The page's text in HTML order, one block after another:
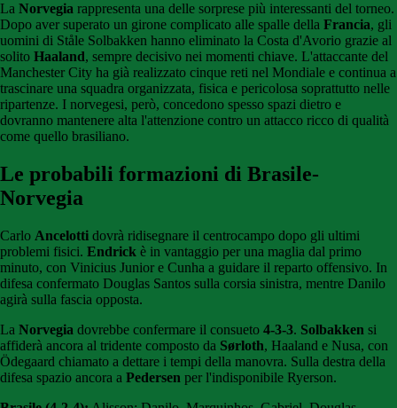
La Norvegia rappresenta una delle sorprese più interessanti del torneo.
Dopo aver superato un girone complicato alle spalle della Francia, gli
uomini di Ståle Solbakken hanno eliminato la Costa d'Avorio grazie al
solito Haaland, sempre decisivo nei momenti chiave. L'attaccante del
Manchester City ha già realizzato cinque reti nel Mondiale e continua a
trascinare una squadra organizzata, fisica e pericolosa soprattutto nelle
ripartenze. I norvegesi, però, concedono spesso spazi dietro e
dovranno mantenere alta l'attenzione contro un attacco ricco di qualità
come quello brasiliano.
Le probabili formazioni di Brasile-
Norvegia
Carlo Ancelotti dovrà ridisegnare il centrocampo dopo gli ultimi
problemi fisici. Endrick è in vantaggio per una maglia dal primo
minuto, con Vinicius Junior e Cunha a guidare il reparto offensivo. In
difesa confermato Douglas Santos sulla corsia sinistra, mentre Danilo
agirà sulla fascia opposta.
La Norvegia dovrebbe confermare il consueto 4-3-3. Solbakken si
affiderà ancora al tridente composto da Sørloth, Haaland e Nusa, con
Ödegaard chiamato a dettare i tempi della manovra. Sulla destra della
difesa spazio ancora a Pedersen per l'indisponibile Ryerson.